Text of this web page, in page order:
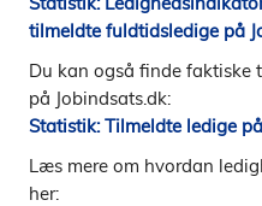
tilmeldte fuldtidsledige på
Du kan også finde
på Jobindsats.dk:
Statistik: Tilmeldte ledige
Læs mere om hvordan
her: